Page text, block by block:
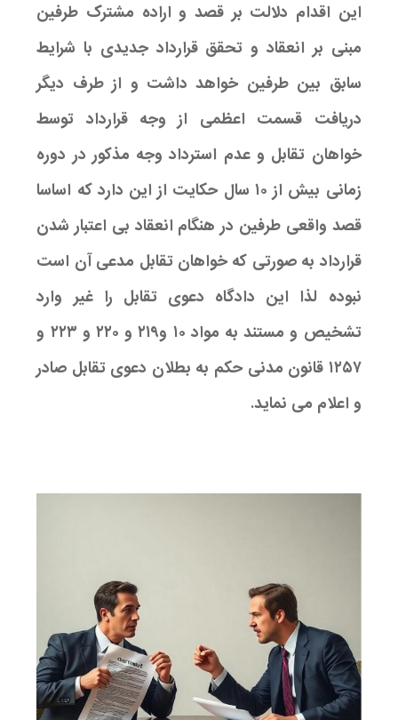
این اقدام دلالت بر قصد و اراده مشترک طرفین
مبنی بر انعقاد و تحقق قرارداد جدیدی با شرایط
سابق بین طرفین خواهد داشت و از طرف دیگر
دریافت قسمت اعظمی از وجه قرارداد توسط
خواهان تقابل و عدم استرداد وجه مذکور در دوره
زمانی بیش از ۱۰ سال حکایت از این دارد که اساسا
قصد واقعی طرفین در هنگام انعقاد بی اعتبار شدن
قرارداد به صورتی که خواهان تقابل مدعی آن است
نبوده لذا این دادگاه دعوی تقابل را غیر وارد
تشخیص و مستند به مواد ۱۰ و۲۱۹ و ۲۲۰ و ۲۲۳ و
۱۲۵۷ قانون مدنی حکم به بطلان دعوی تقابل صادر
و اعلام می نماید.